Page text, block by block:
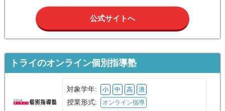
公式サイトへ
トライのオンライン個別指導塾
対象学年: 小 中 高 浪
授業形式: オンライン指導